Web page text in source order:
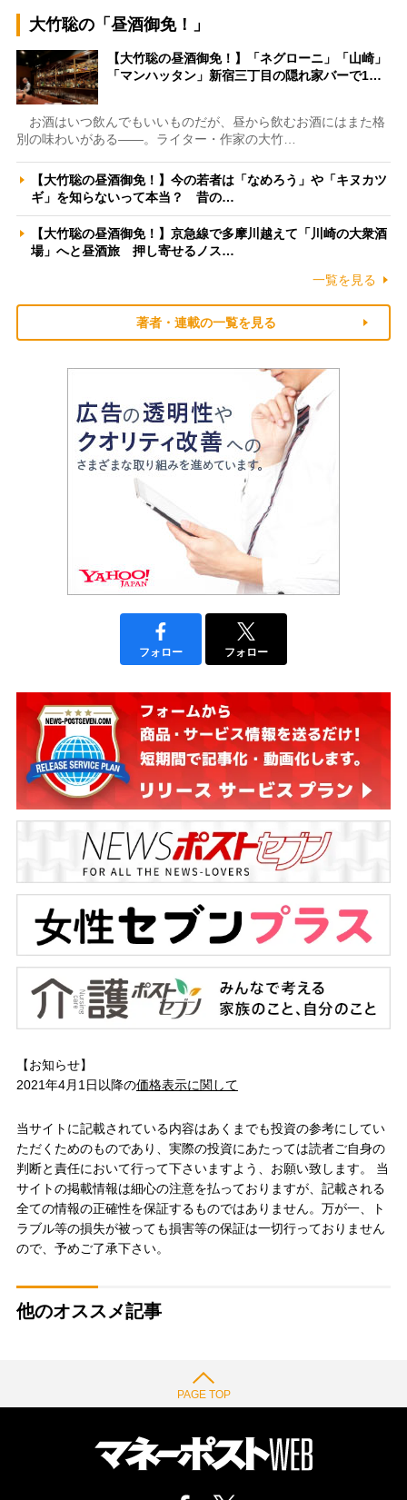
大竹聡の「昼酒御免！」
【大竹聡の昼酒御免！】「ネグローニ」「山崎」
「マンハッタン」新宿三丁目の隠れ家バーで1…
お酒はいつ飲んでもいいものだが、昼から飲むお酒にはまた格
別の味わいがある――。ライター・作家の大竹…
【大竹聡の昼酒御免！】今の若者は「なめろう」や「キヌカツ
ギ」を知らないって本当？ 昔の…
【大竹聡の昼酒御免！】京急線で多摩川越えて「川崎の大衆酒
場」へと昼酒旅 押し寄せるノス…
一覧を見る
著者・連載の一覧を見る
フォロー フォロー
【お知らせ】
2021年4月1日以降の価格表示に関して
当サイトに記載されている内容はあくまでも投資の参考にしてい
ただくためのものであり、実際の投資にあたっては読者ご自身の
判断と責任において行って下さいますよう、お願い致します。 当
サイトの掲載情報は細心の注意を払っておりますが、記載される
全ての情報の正確性を保証するものではありません。万が一、ト
ラブル等の損失が被っても損害等の保証は一切行っておりません
ので、予めご了承下さい。
他のオススメ記事
PAGE TOP